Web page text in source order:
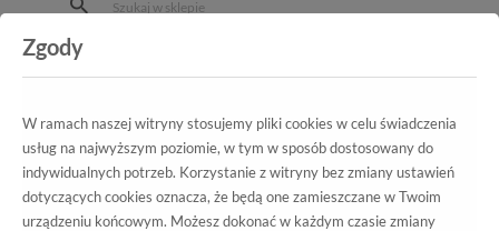
Kolekcja damska
Klapki
Wszystkie produkty
Zgody
W ramach naszej witryny stosujemy pliki cookies w celu świadczenia
usług na najwyższym poziomie, w tym w sposób dostosowany do
indywidualnych potrzeb. Korzystanie z witryny bez zmiany ustawień
dotyczących cookies oznacza, że będą one zamieszczane w Twoim
urządzeniu końcowym. Możesz dokonać w każdym czasie zmiany